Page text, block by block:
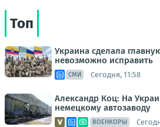
Топ
Украина сделала
невозможно исправить
СМИ Сегодня, 11:58
Александр Коц: На
немецкому автозаводу
ВОЕНКОРЫ